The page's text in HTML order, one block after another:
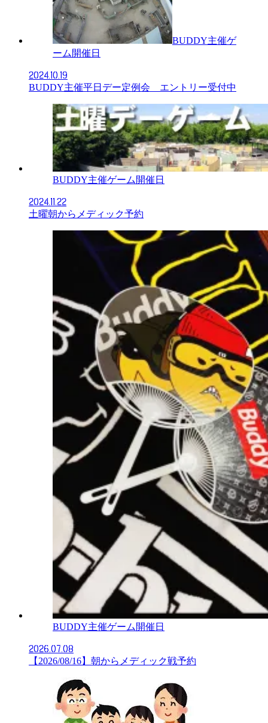
BUDDY主催ゲ
ーム開催日
2024.10.19
BUDDY主催平日デー定例会 エントリー受付中
BUDDY主催ゲーム開催日
2024.11.22
土曜朝からメディック予約
BUDDY主催ゲーム開催日
2026.07.08
【2026/08/16】朝からメディック戦予約